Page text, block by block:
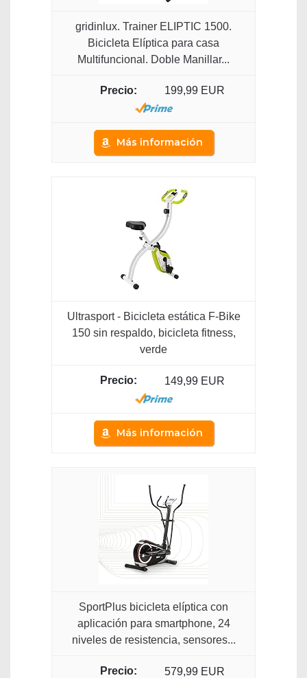
gridinlux. Trainer ELIPTIC 1500.
Bicicleta Elíptica para casa
Multifuncional. Doble Manillar...
199,99 EUR
Más información
Ultrasport - Bicicleta estática F-Bike
150 sin respaldo, bicicleta fitness,
verde
149,99 EUR
Más información
SportPlus bicicleta elíptica con
aplicación para smartphone, 24
niveles de resistencia, sensores...
579,99 EUR